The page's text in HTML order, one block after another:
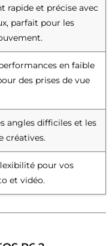
rapide et précise avec
parfait pour les
en faible
des prises de vue
angles difficiles et les
créatives.
pour vos
et vidéo.